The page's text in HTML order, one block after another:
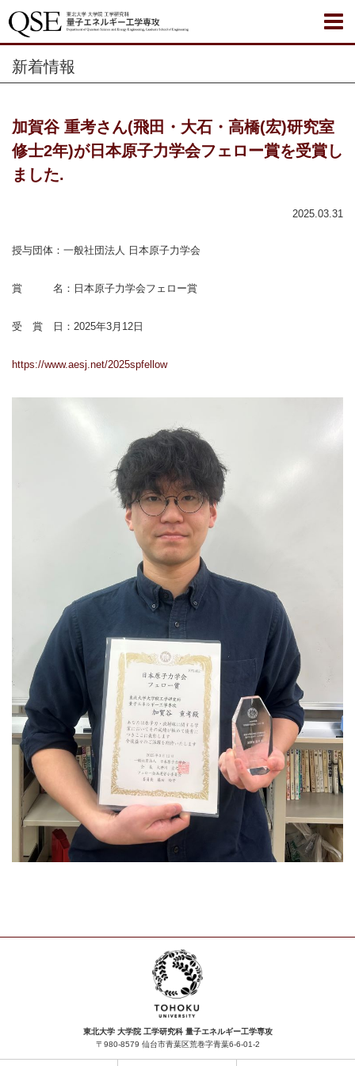
新着情報
加賀谷 重考さん(飛田・大石・高橋(宏)研究室
修士2年)が日本原子力学会フェロー賞を受賞し
ました.
2025.03.31
授与団体：一般社団法人 日本原子力学会
賞 名：日本原子力学会フェロー賞
受 賞 日：2025年3月12日
https://www.aesj.net/2025spfellow
東北大学 大学院 工学研究科 量子エネルギー工学専攻
〒980-8579 仙台市青葉区荒巻字青葉6-6-01-2